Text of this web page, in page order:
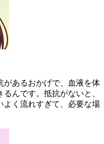
があるおかげで、血液を体
んです。抵抗がないと、
よく流れすぎて、必要な場